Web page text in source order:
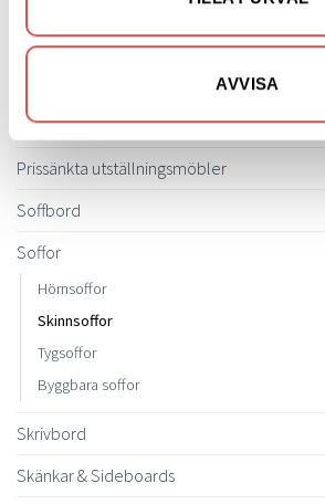
AVVISA
Mattor
Pinnsoffor
Prissänkta utställningsmöbler
Soffbord
Soffor
Hörnsoffor
Skinnsoffor
Tygsoffor
Byggbara soffor
Skrivbord
Skänkar & Sideboards